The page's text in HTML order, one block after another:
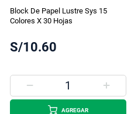
Block De Papel Lustre Sys 15
Colores X 30 Hojas
S/10.60
AGREGAR